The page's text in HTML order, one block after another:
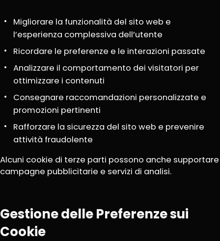
Migliorare la funzionalità del sito web e
l’esperienza complessiva dell’utente
Ricordare le preferenze e le interazioni passate
Analizzare il comportamento dei visitatori per
ottimizzare i contenuti
Consegnare raccomandazioni personalizzate e
promozioni pertinenti
Rafforzare la sicurezza del sito web e prevenire
attività fraudolente
Alcuni cookie di terze parti possono anche supportare
campagne pubblicitarie e servizi di analisi.
Gestione delle Preferenze sui
Cookie